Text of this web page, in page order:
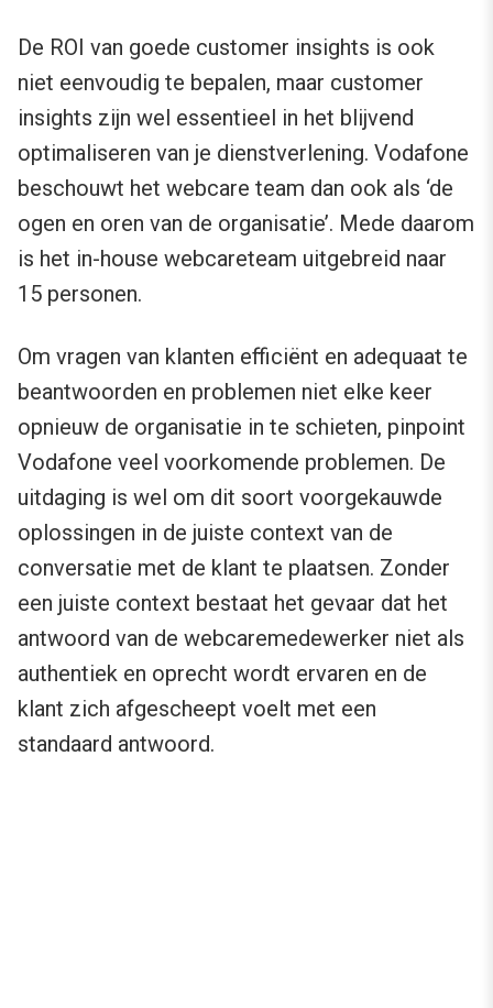
De ROI van goede customer insights is ook
niet eenvoudig te bepalen, maar customer
insights zijn wel essentieel in het blijvend
optimaliseren van je dienstverlening. Vodafone
beschouwt het webcare team dan ook als ‘de
ogen en oren van de organisatie’. Mede daarom
is het in-house webcareteam uitgebreid naar
15 personen.
Om vragen van klanten efficiënt en adequaat te
beantwoorden en problemen niet elke keer
opnieuw de organisatie in te schieten, pinpoint
Vodafone veel voorkomende problemen. De
uitdaging is wel om dit soort voorgekauwde
oplossingen in de juiste context van de
conversatie met de klant te plaatsen. Zonder
een juiste context bestaat het gevaar dat het
antwoord van de webcaremedewerker niet als
authentiek en oprecht wordt ervaren en de
klant zich afgescheept voelt met een
standaard antwoord.